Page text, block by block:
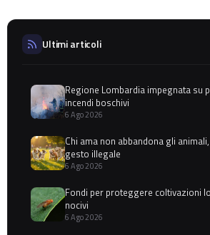
Ultimi articoli
Regione Lombardia impegnata su
incendi boschivi
6 Ago 2026
Chi ama non abbandona gli
gesto illegale
6 Ago 2026
Fondi per proteggere coltivazioni
nocivi
6 Ago 2026